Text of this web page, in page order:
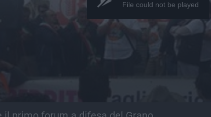
File could not be played